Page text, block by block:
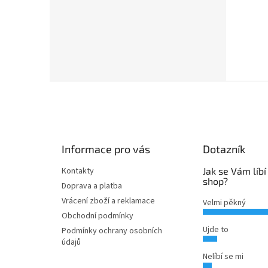
Informace pro vás
Kontakty
Doprava a platba
Vrácení zboží a reklamace
Obchodní podmínky
Podmínky ochrany osobních
údajů
Dotazník
Jak se Vám
shop?
Velmi pěkný
Ujde to
Nelíbí se mi